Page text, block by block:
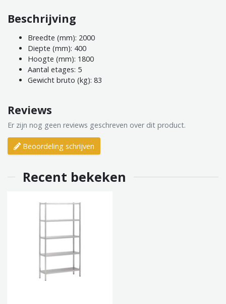
Beschrijving
Breedte (mm): 2000
Diepte (mm): 400
Hoogte (mm): 1800
Aantal etages: 5
Gewicht bruto (kg): 83
Reviews
Er zijn nog geen reviews geschreven over dit product.
Beoordeling schrijven
Recent bekeken